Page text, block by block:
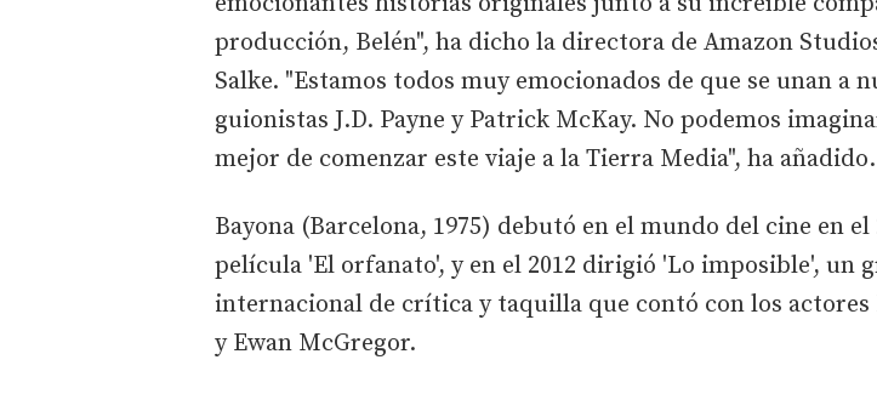
producción, Belén", ha dicho la directora de Amazon
Salke. "Estamos todos muy emocionados de que se unan a
guionistas J.D. Payne y Patrick McKay. No podemos
mejor de comenzar este viaje a la Tierra Media", ha añadido.
Bayona (Barcelona, 1975) debutó en el mundo del cine en el
película 'El orfanato', y en el 2012 dirigió 'Lo imposible', un
internacional de crítica y taquilla que contó con los actores
y Ewan McGregor.